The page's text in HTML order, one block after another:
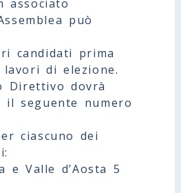
associato
può
candidati prima
lavori di elezione.
Direttivo dovrà
il seguente numero
ciascuno dei
e Valle d’Aosta 5